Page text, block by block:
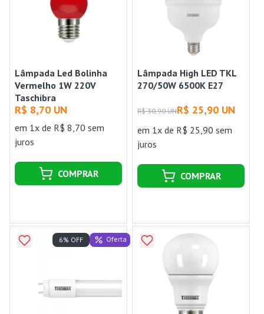
Lâmpada Led Bolinha
Vermelho 1W 220V
Taschibra
R$ 8,70 UN
em 1x de R$ 8,70 sem
juros
COMPRAR
Lâmpada High LED TKL
270/50W 6500K E27
R$ 30,90 UNR$ 25,90 UN
em 1x de R$ 25,90 sem
juros
COMPRAR
6% OFF Oferta